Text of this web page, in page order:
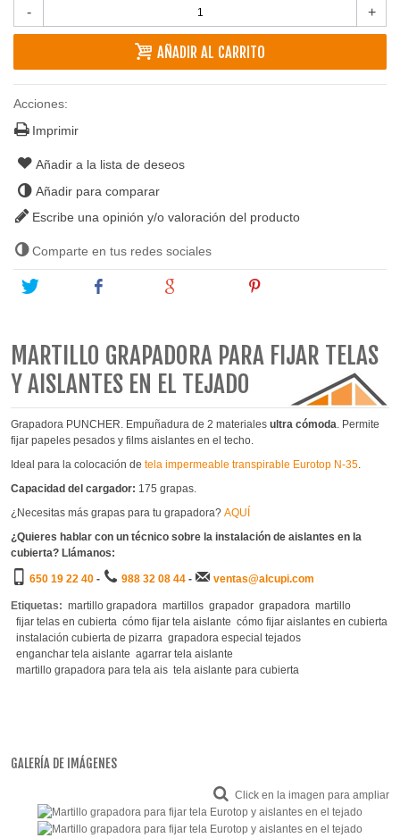
- +
AÑADIR AL CARRITO
Acciones:
Imprimir
Añadir a la lista de deseos
Añadir para comparar
Escribe una opinión y/o valoración del producto
Comparte en tus redes sociales
Tweet
MARTILLO GRAPADORA PARA FIJAR TELAS
Y AISLANTES EN EL TEJADO
Grapadora PUNCHER. Empuñadura de 2 materiales ultra cómoda. Permite
fijar papeles pesados y films aislantes en el techo.
Ideal para la colocación de tela impermeable transpirable Eurotop N-35.
Capacidad del cargador: 175 grapas.
¿Necesitas más grapas para tu grapadora? AQUÍ
¿Quieres hablar con un técnico sobre la instalación de aislantes en la
cubierta? Llámanos:
650 19 22 40 - 988 32 08 44 - ventas@alcupi.com
Etiquetas: martillo grapadora martillos grapador grapadora martillo
fijar telas en cubierta cómo fijar tela aislante cómo fijar aislantes en cubierta
instalación cubierta de pizarra grapadora especial tejados
enganchar tela aislante agarrar tela aislante
martillo grapadora para tela ais tela aislante para cubierta
GALERÍA DE IMÁGENES
Click en la imagen para ampliar